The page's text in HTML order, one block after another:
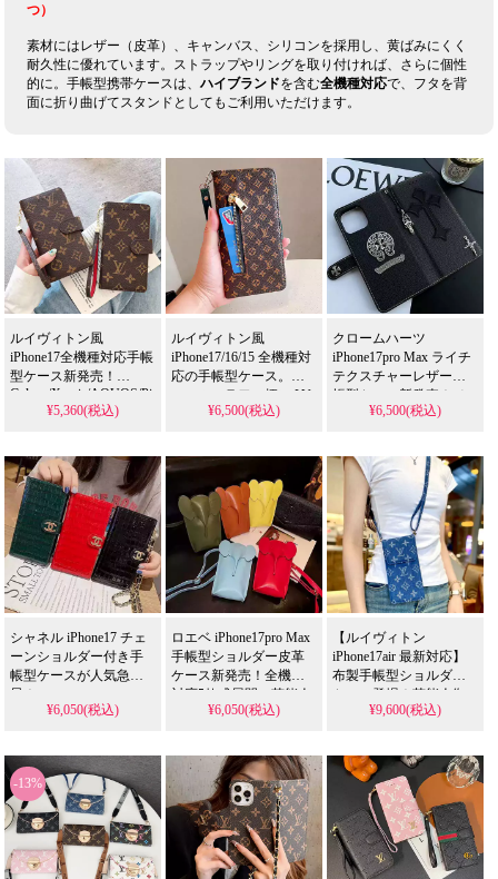
ディオール スマホケース ナイキ スマホケース
セリーヌ スマホケース ロエベ スマホケース
プラダ スマホケース シュプリーム スマホケース
ノースフェイス スマホケース ヴェルサーチ スマホケース
クロームハーツ スマホケース バーバリー スマホケース
イヴサンローラン スマホケー アディダス スマホケース
エアジョーダン スマホケース ゴヤール スマホケース
コーチ スマホケース オフホワイト スマホケース
エムシーエム スマホケース ミュウミュウ スマホケース
ジバンシィ スマホケース カウズ スマホケース
ベアブリック スマホケース ステューシー スマホケース
コムデギャルソン スマホケー モスキーノ スマホケース
チャンピオン スマホケース ディズニー スマホケース
エイプ スマホケース マイケルコース スマホケース
つ）
素材にはレザー（皮革）、キャンバス、シリコンを採用し、黄ばみにくく
耐久性に優れています。ストラップやリングを取り付ければ、さらに個性
的に。手帳型携帯ケースは、ハイブランドを含む全機種対応で、フタを背
面に折り曲げてスタンドとしてもご利用いただけます。
ルイヴィトン風
iPhone17全機種対応手帳
型ケース新発売！
Galaxy/Xperia/AQUOS/Pixel
全機種対応、女性向け
用する人気アイテム、
耐衝撃＆防水の多機能
仕様。かわいいスタイ
ルが流行り、iPhone17ケ
ースとして格安で手に
入る。
iPhone16pro/15promaxケ
ースとしても使える優
¥5,360(税込)
ルイヴィトン風
iPhone17/16/15 全機種対
応の手帳型ケース。ス
モールフラワー柄に LV
風ロゴがデザインさ
います。ソニー Xperia 5
V/10 V/1 V Gaming
Edition/1 V にも対応
¥6,500(税込)
クロームハーツ
iPhone17pro Max ライチ
テクスチャーレザー手
帳型ケース新発売！メ
タルロゴ＆ブランドロ
愛用する人気アイテ
ム、耐衝撃＆防水の多
機能。かわいいデザイ
ンが流行りのスタイ
ル、iPhone17ケースとし
て格安で手に入る。
iPhone16pro/15promaxケ
ースとしても使える優
¥6,500(税込)
シャネル iPhone17 チェ
ーンショルダー付き手
帳型ケースが人気急上
昇！
AQUOS/Galaxy/Xperia/Huawei/Pixel
能人も注目するかわい
いデザイン、耐衝撃＆
防水機能で実用性抜
群。iPhone17ケースとし
て使える格安価格、
iPhone16pro/15promaxケ
¥6,050(税込)
ロエベ iPhone17pro Max
手帳型ショルダー皮革
ケース新発売！全機種
対応5款式展開、芸能人
も愛用する人気アイテ
ザインが流行りのスタ
イル。iPhone17ケースと
して格安で手に入り、
iPhone16pro/15promaxケ
ースとしても使える優
れもの！
¥6,050(税込)
【ルイヴィトン
iPhone17air 最新対応】
布製手帳型ショルダー
ケース登場！芸能人御
用達のラグジュアリー
いくて多機能な布地デ
ザインが今流行り、
iPhone17ケースを格安で
ゲット。
iPhone16pro/15promaxケ
ースとしても活躍間違
¥9,600(税込)
-13%